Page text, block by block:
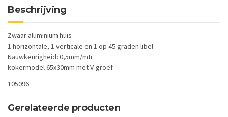
Beschrijving
Zwaar aluminium huis
1 horizontale, 1 verticale en 1 op 45 graden libel
Nauwkeurigheid: 0,5mm/mtr
kokermodel 65x30mm met V-groef
105096
Gerelateerde producten